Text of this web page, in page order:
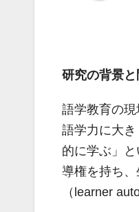
研究の背景
語学教育の
語学力に大
的に学ぶ」
導権を持ち
（learner